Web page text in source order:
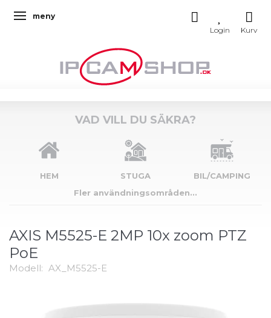
Ändra navigering
meny
VAD VILL DU SÄKRA?
HEM STUGA
BIL/CAMPING
Fler användningsområden...
AXIS M5525-E 2MP 10x zoom PTZ
PoE
Modell: AX_M5525-E